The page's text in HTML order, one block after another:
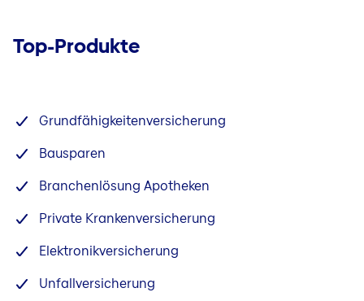
Top-Produkte
Grundfähigkeitenversicherung
Bausparen
Branchenlösung Apotheken
Private Krankenversicherung
Elektronikversicherung
Unfallversicherung